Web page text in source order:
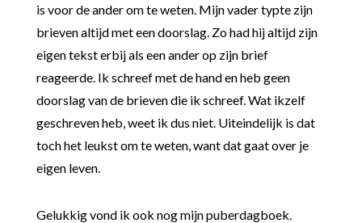
is voor de ander om te weten. Mijn vader typte zijn
brieven altijd met een doorslag. Zo had hij altijd zijn
eigen tekst erbij als een ander op zijn brief
reageerde. Ik schreef met de hand en heb geen
doorslag van de brieven die ik schreef. Wat ikzelf
geschreven heb, weet ik dus niet. Uiteindelijk is dat
toch het leukst om te weten, want dat gaat over je
eigen leven.
Gelukkig vond ik ook nog mijn puberdagboek.